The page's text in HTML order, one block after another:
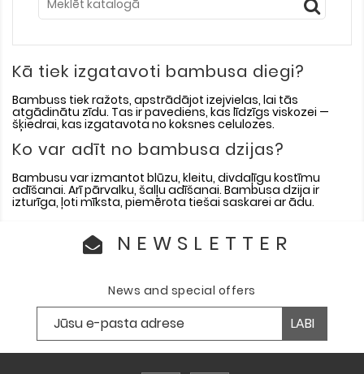
Kā tiek izgatavoti bambusa diegi?
Bambuss tiek ražots, apstrādājot izejvielas, lai tās
atgādinātu zīdu. Tas ir pavediens, kas līdzīgs viskozei —
šķiedrai, kas izgatavota no koksnes celulozes.
Ko var adīt no bambusa dzijas?
Bambusu var izmantot blūzu, kleitu, divdaļīgu kostīmu
adīšanai. Arī pārvalku, šalļu adīšanai. Bambusa dzija ir
izturīga, ļoti mīksta, piemērota tiešai saskarei ar ādu.
NEWSLETTER
News and special offers